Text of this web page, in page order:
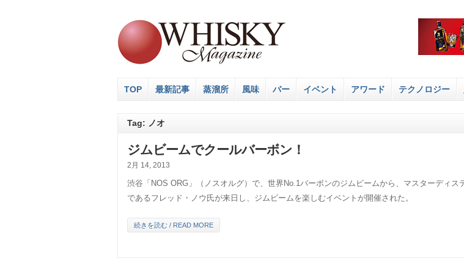
TOP 最新記事 蒸溜所 風味 バー イベント アワード テクノロジー
Tag: ノオ
ジムビームでクールバーボン！
2月 14, 2013
渋谷「NOS ORG」（ノスオルグ）で、世界No.1バーボンのジムビームから、マスターディス
であるフレッド・ノウ氏が来日し、ジムビームを楽しむイベントが開催された。
続きを読む / READ MORE